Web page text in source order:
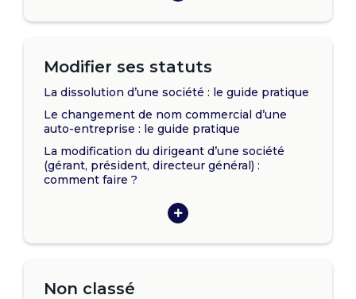
Modifier ses statuts
La dissolution d’une société : le guide pratique
Le changement de nom commercial d’une
auto-entreprise : le guide pratique
La modification du dirigeant d’une société
(gérant, président, directeur général) :
comment faire ?
Non classé